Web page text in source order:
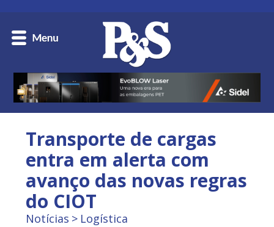
Transporte de cargas
entra em alerta com
avanço das novas regras
do CIOT
Notícias Logística